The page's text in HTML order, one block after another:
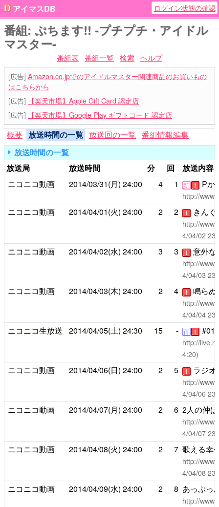
アイマスDB ログイン状態の確認
番組: ぷちます!! -プチプチ・アイドル
マスター-
番組表 番組一覧 検索 ヘルプ
[広告] Amazon.co.jpでのアイドルマスター関連商品のお買いもの
はこちらから
[広告]
【楽天市場】Apple Gift Card 認定店
[広告]
【楽天市場】Google Play ギフトコード 認定店
概要 放送時間の一覧 放送回の一覧 番組情報編集
放送時間の一覧
放送局
放送時間 分 回
放送内容
ニコニコ動画
2014/03/31(月) 24:00 4 1 新 ！ Pか
http://
ニコニコ動画 2014/04/01(火) 24:00 2 2 ！ きん
http://
4/04/02
ニコニコ動画 2014/04/02(水) 24:00 3 3 ！ 意外な
http://
4/04/03
ニコニコ動画 2014/04/03(木) 24:00 2 4 ！ 鳴らぬ
http://
4/04/04
ニコニコ生放送 2014/04/05(土) 24:30 15 - 再 ！
http://
4:20)
ニコニコ動画 2014/04/06(日) 24:00 2 5 ！ ラジ
http://
4/04/06
ニコニコ動画 2014/04/07(月) 24:00 2 6 2人の仲
http://
4/04/07
ニコニコ動画 2014/04/08(火) 24:00 2 7 歌える幸
http://
4/04/08
ニコニコ動画 2014/04/09(水) 24:00 2 8 あっぷっ
http://